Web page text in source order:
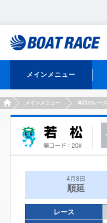
メインメニュー
HOMEメインメニュー 本日のレース
4月8日
順延
レース